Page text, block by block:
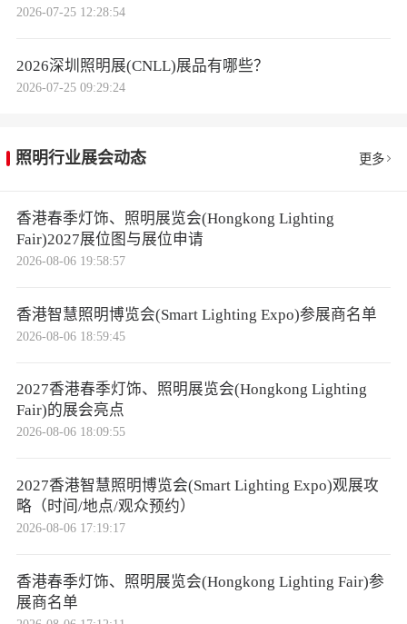
2026-07-25 12:28:54
2026深圳照明展(CNLL)展品有哪些？
2026-07-25 09:29:24
照明行业展会动态 更多
香港春季灯饰、照明展览会(Hongkong Lighting
Fair)2027展位图与展位申请
2026-08-06 19:58:57
香港智慧照明博览会(Smart Lighting Expo)参展商名单
2026-08-06 18:59:45
2027香港春季灯饰、照明展览会(Hongkong Lighting
Fair)的展会亮点
2026-08-06 18:09:55
2027香港智慧照明博览会(Smart Lighting Expo)观展攻
略（时间/地点/观众预约）
2026-08-06 17:19:17
香港春季灯饰、照明展览会(Hongkong Lighting Fair)参
展商名单